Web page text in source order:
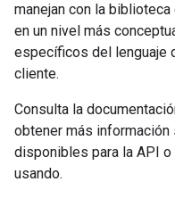
manejan con la
en un nivel más
específicos del lenguaje
cliente.
Consulta la
obtener más
disponibles para la API
usando.